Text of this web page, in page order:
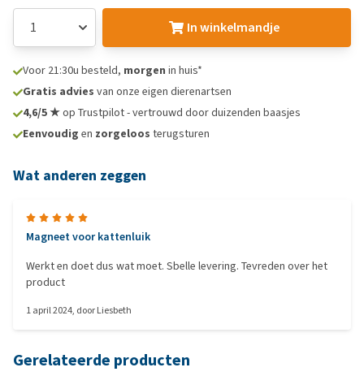
In winkelmandje
Voor 21:30u besteld, morgen in huis*
Gratis advies van onze eigen dierenartsen
4,6/5 ★op Trustpilot - vertrouwd door duizenden baasjes
Eenvoudig en zorgeloos terugsturen
Wat anderen zeggen
Magneet voor kattenluik
Werkt en doet dus wat moet. Sbelle levering. Tevreden over het
product
1 april 2024, doorLiesbeth
Gerelateerde producten